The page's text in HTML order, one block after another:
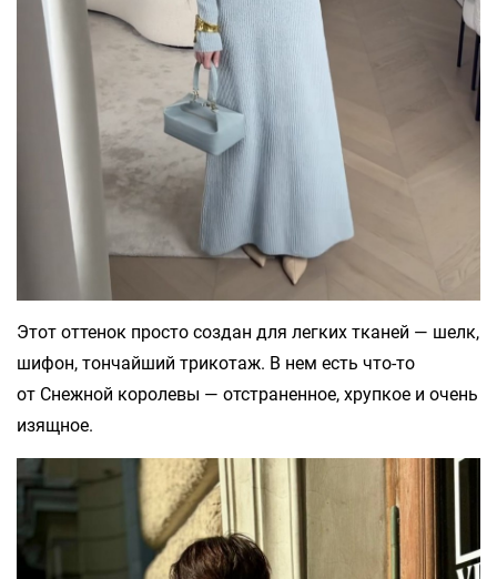
Этот оттенок просто создан для легких тканей — шелк,
шифон, тончайший трикотаж. В нем есть что-то
от Снежной королевы — отстраненное, хрупкое и очень
изящное.